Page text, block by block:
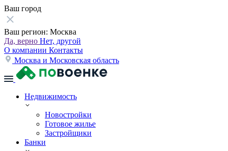
Ваш город
Ваш регион: Москва
Да, верно Нет, другой
О компании Контакты
Москва и Московская область
Недвижимость
Новостройки
Готовое жилье
Застройщики
Банки